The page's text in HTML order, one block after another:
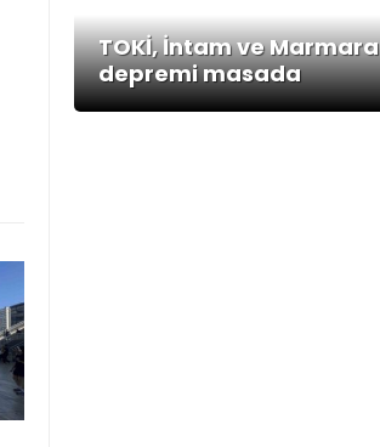
TOKİ, İntam ve Marmara
depremi masada